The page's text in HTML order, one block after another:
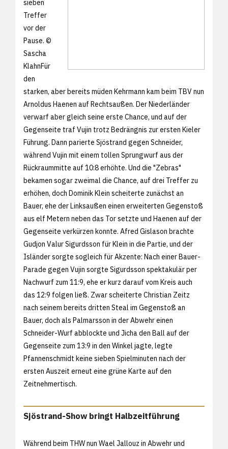
sieben
Treffer
vor der
Pause. ©
Sascha
KlahnFür
den
starken, aber bereits müden Kehrmann kam beim TBV nun
Arnoldus Haenen auf Rechtsaußen. Der Niederländer
verwarf aber gleich seine erste Chance, und auf der
Gegenseite traf Vujin trotz Bedrängnis zur ersten Kieler
Führung. Dann parierte Sjöstrand gegen Schneider,
während Vujin mit einem tollen Sprungwurf aus der
Rückraummitte auf 10:8 erhöhte. Und die "Zebras"
bekamen sogar zweimal die Chance, auf drei Treffer zu
erhöhen, doch Dominik Klein scheiterte zunächst an
Bauer, ehe der Linksaußen einen erweiterten Gegenstoß
aus elf Metern neben das Tor setzte und Haenen auf der
Gegenseite verkürzen konnte. Afred Gislason brachte
Gudjon Valur Sigurdsson für Klein in die Partie, und der
Isländer sorgte sogleich für Akzente: Nach einer Bauer-
Parade gegen Vujin sorgte Sigurdsson spektakulär per
Nachwurf zum 11:9, ehe er kurz darauf vom Kreis auch
das 12:9 folgen ließ. Zwar scheiterte Christian Zeitz
nach seinem bereits dritten Steal im Gegenstoß an
Bauer, doch als Palmarsson in der Abwehr einen
Schneider-Wurf abblockte und Jicha den Ball auf der
Gegenseite zum 13:9 in den Winkel jagte, legte
Pfannenschmidt keine sieben Spielminuten nach der
ersten Auszeit erneut eine grüne Karte auf den
Zeitnehmertisch.
Sjöstrand-Show bringt Halbzeitführung
Während beim THW nun Wael Jallouz in Abwehr und